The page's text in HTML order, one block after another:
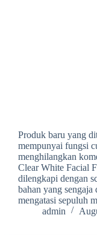
Produk baru yang
mempunyai fungsi
menghilangkan
Clear White Facial
dilengkapi dengan
bahan yang
mengatasi sepuluh
admin